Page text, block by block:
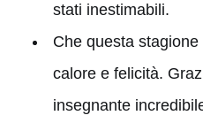
stati inestimabili.
Che questa
calore e felicità.
insegnante